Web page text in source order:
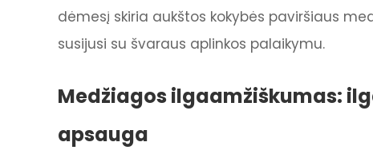
dėmesį skiria aukštos kokybės paviršiaus
susijusi su švaraus aplinkos palaikymu.
Medžiagos ilgaamžiškumas:
apsauga